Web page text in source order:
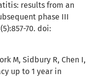
results from an
phase III
70. doi:
M, Sidbury R, Chen I,
up to 1 year in